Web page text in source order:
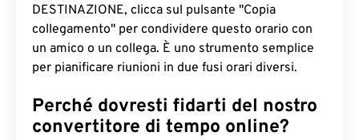
DESTINAZIONE, clicca sul pulsante "Copia
collegamento" per condividere questo orario con
un amico o un collega. È uno strumento semplice
per pianificare riunioni in due fusi orari diversi.
Perché dovresti fidarti del nostro
convertitore di tempo online?